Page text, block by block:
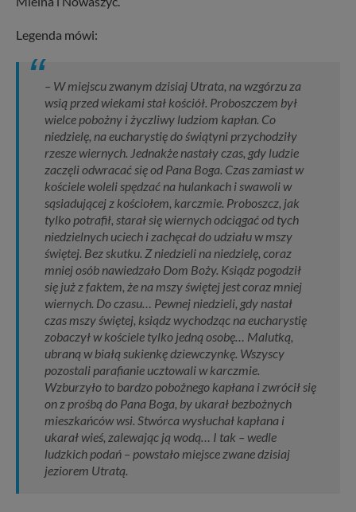
Legenda mówi:
– W miejscu zwanym dzisiaj Utrata, na wzgórzu za
wsią przed wiekami stał kościół. Proboszczem był
wielce pobożny i życzliwy ludziom kapłan. Co
niedzielę, na eucharystię do świątyni przychodziły
rzesze wiernych. Jednakże nastały czas, gdy ludzie
zaczęli odwracać się od Pana Boga. Czas zamiast w
kościele woleli spędzać na hulankach i swawoli w
sąsiadującej z kościołem, karczmie. Proboszcz, jak
tylko potrafił, starał się wiernych odciągać od tych
niedzielnych uciech i zachęcał do udziału w mszy
świętej. Bez skutku. Z niedzieli na niedzielę, coraz
mniej osób nawiedzało Dom Boży. Ksiądz pogodził
się już z faktem, że na mszy świętej jest coraz mniej
wiernych. Do czasu… Pewnej niedzieli, gdy nastał
czas mszy świętej, ksiądz wychodząc na eucharystię
zobaczył w kościele tylko jedną osobę… Malutką,
ubraną w białą sukienkę dziewczynkę. Wszyscy
pozostali parafianie ucztowali w karczmie.
Wzburzyło to bardzo pobożnego kapłana i zwrócił się
on z prośbą do Pana Boga, by ukarał bezbożnych
mieszkańców wsi. Stwórca wysłuchał kapłana i
ukarał wieś, zalewając ją wodą… I tak – wedle
ludzkich podań – powstało miejsce zwane dzisiaj
jeziorem Utratą.